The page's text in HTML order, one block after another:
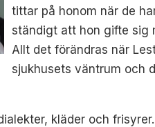
tittar på honom när de
ständigt att hon gifte sig
Allt det förändras när
sjukhusets väntrum och
kläder och